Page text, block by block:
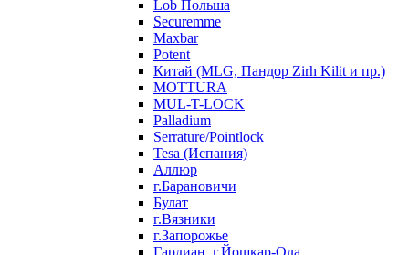
Lob Польша
Securemme
Maxbar
Potent
Китай (MLG, Пандор Zirh Kilit и пр.)
MOTTURA
MUL-T-LOCK
Palladium
Serrature/Pointlock
Tesa (Испания)
Аллюр
г.Барановичи
Булат
г.Вязники
г.Запорожье
Гардиан, г.Йошкар-Ола